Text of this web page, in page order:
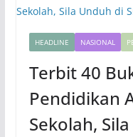
HEADLINE NASIONAL
Terbit 40
Pendidikan
Sekolah,